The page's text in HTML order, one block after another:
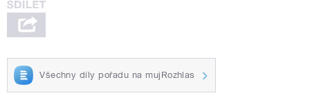
Všechny díly pořadu na mujRozhlas